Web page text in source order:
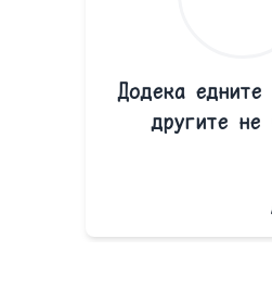
Додека едните
другите не